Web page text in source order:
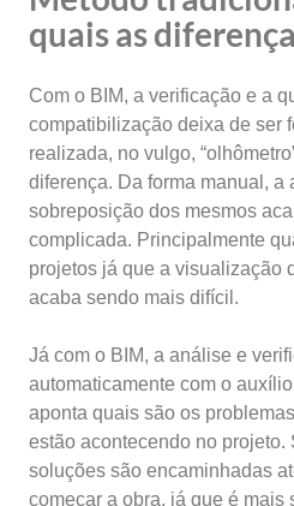
quais as
Com o BIM, a verificação e a
compatibilização deixa de ser
realizada, no vulgo,
diferença. Da forma manual, a
sobreposição dos mesmos
complicada. Principalmente
projetos já que a visualização
acaba sendo mais difícil.
Já com o BIM, a análise e
automaticamente com o
aponta quais são os
estão acontecendo no projeto.
soluções são encaminhadas
começar a obra, já que é mais